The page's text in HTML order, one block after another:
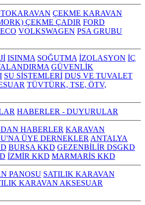
ÇEKME KARAVAN
ÇEKME ÇADIR FORD
VOLKSWAGEN PSA GRUBU
ISINMA SOĞUTMA İZOLASYON İÇ
GÜVENLİK
SU SİSTEMLERİ DUŞ VE TUVALET
TÜVTÜRK, TSE, ÖTV,
HABERLER - DUYURULAR
HABERLER KARAVAN
ÜYE DERNEKLER ANTALYA
BURSA KKD GEZENBİLİR DSGKD
İZMİR KKD MARMARİS KKD
PANOSU SATILIK KARAVAN
KARAVAN AKSESUAR